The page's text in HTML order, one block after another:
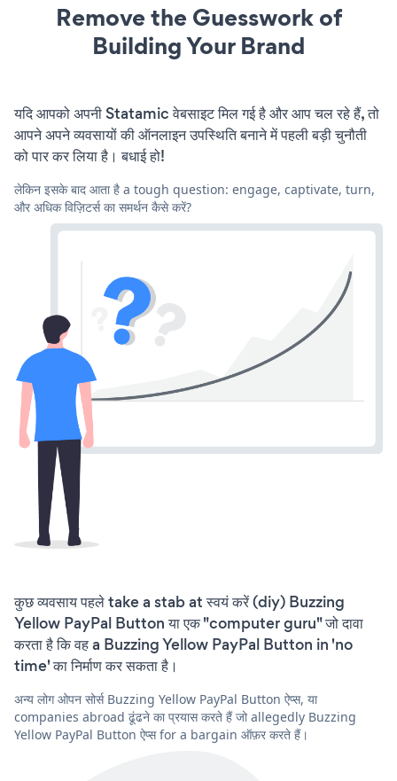
Remove the Guesswork of
Building Your Brand
यदि आपको अपनी Statamic वेबसाइट मिल गई है और आप चल रहे हैं, तो
आपने अपने व्यवसायों की ऑनलाइन उपस्थिति बनाने में पहली बड़ी चुनौती
को पार कर लिया है। बधाई हो!
लेकिन इसके बाद आता है a tough question: engage, captivate, turn,
और अधिक विज़िटर्स का समर्थन कैसे करें?
कुछ व्यवसाय पहले take a stab at स्वयं करें (diy) Buzzing
Yellow PayPal Button या एक "computer guru" जो दावा
करता है कि वह a Buzzing Yellow PayPal Button in 'no
time' का निर्माण कर सकता है।
अन्य लोग ओपन सोर्स Buzzing Yellow PayPal Button ऐप्स, या
companies abroad ढूंढने का प्रयास करते हैं जो allegedly Buzzing
Yellow PayPal Button ऐप्स for a bargain ऑफ़र करते हैं।